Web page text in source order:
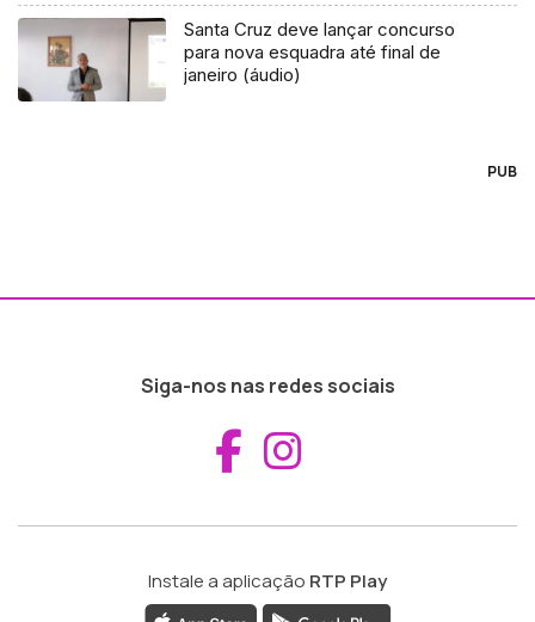
Santa Cruz deve lançar concurso
para nova esquadra até final de
janeiro (áudio)
PUB
Siga-nos nas redes sociais
Aceder ao
Instale a aplicação RTP Play